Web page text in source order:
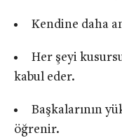
Kendine daha
Her şeyi
kabul eder.
Başkalarının
öğrenir.